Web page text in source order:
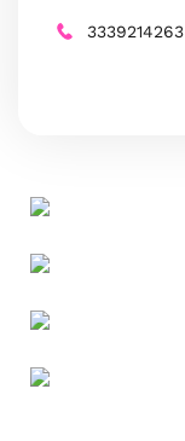
3339214263